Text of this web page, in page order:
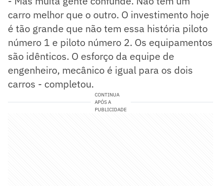
carro melhor que o outro. O investimento hoje
é tão grande que não tem essa história piloto
número 1 e piloto número 2. Os equipamentos
são idênticos. O esforço da equipe de
engenheiro, mecânico é igual para os dois
carros - completou.
CONTINUA
APÓS A
PUBLICIDADE